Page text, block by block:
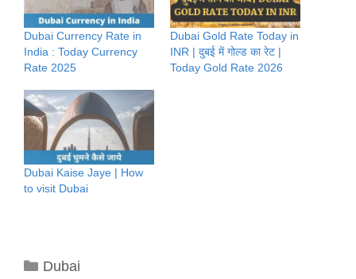
Dubai Currency Rate in
India : Today Currency
Rate 2025
Dubai Gold Rate Today in
INR | दुबई में गोल्ड का रेट |
Today Gold Rate 2026
Dubai Kaise Jaye | How
to visit Dubai
Categories
Dubai